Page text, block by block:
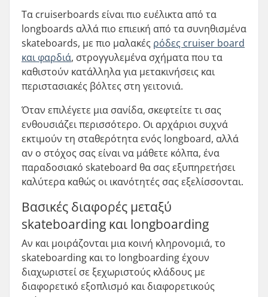
Τα cruiserboards είναι πιο ευέλικτα από τα
longboards αλλά πιο επιεική από τα συνηθισμένα
skateboards, με πιο μαλακές ρόδες cruiser board
και φαρδιά, στρογγυλεμένα σχήματα που τα
καθιστούν κατάλληλα για μετακινήσεις και
περιστασιακές βόλτες στη γειτονιά.
Όταν επιλέγετε μια σανίδα, σκεφτείτε τι σας
ενθουσιάζει περισσότερο. Οι αρχάριοι συχνά
εκτιμούν τη σταθερότητα ενός longboard, αλλά
αν ο στόχος σας είναι να μάθετε κόλπα, ένα
παραδοσιακό skateboard θα σας εξυπηρετήσει
καλύτερα καθώς οι ικανότητές σας εξελίσσονται.
Βασικές διαφορές μεταξύ
skateboarding και longboarding
Αν και μοιράζονται μια κοινή κληρονομιά, το
skateboarding και το longboarding έχουν
διαχωριστεί σε ξεχωριστούς κλάδους με
διαφορετικό εξοπλισμό και διαφορετικούς